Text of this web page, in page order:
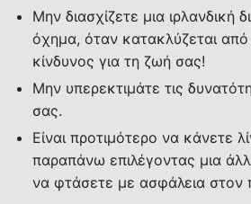
Μην διασχίζετε μια ιρλανδική
όχημα, όταν κατακλύζεται
κίνδυνος για τη ζωή σας!
Μην υπερεκτιμάτε τις
σας.
Είναι προτιμότερο να κάνετε
παραπάνω επιλέγοντας μια
να φτάσετε με ασφάλεια στον